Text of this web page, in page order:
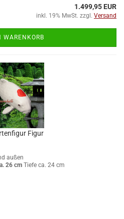
1.499,95 EUR
inkl. 19% MwSt. zzgl. Versand
WARENKORB
Figur
außen
26 cm Tiefe ca. 24 cm